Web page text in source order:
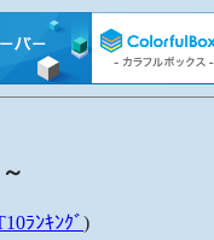
ﾗﾝｷﾝｸﾞ)